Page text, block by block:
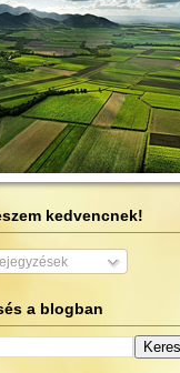
kedvencnek!
a blogban